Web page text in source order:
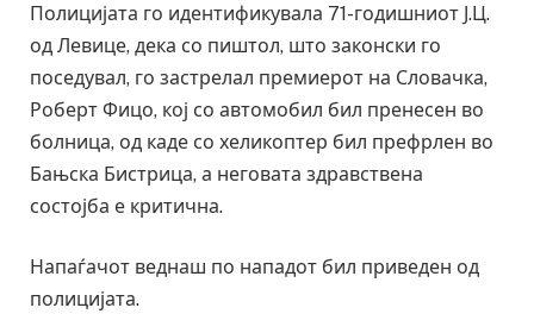
Полицијата го идентификувала 71-годишниот Ј.Ц.
од Левице, дека со пиштол, што законски го
поседувал, го застрелал премиерот на Словачка,
Роберт Фицо, кој со автомобил бил пренесен во
болница, од каде со хеликоптер бил префрлен во
Бањска Бистрица, а неговата здравствена
состојба е критична.
Напаѓачот веднаш по нападот бил приведен од
полицијата.